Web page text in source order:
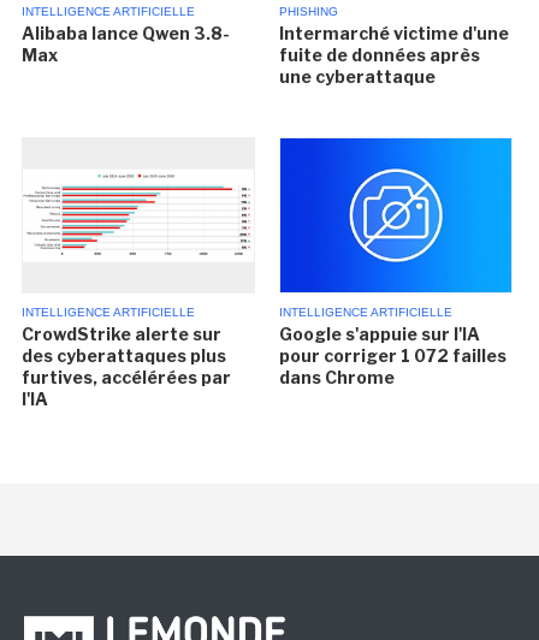
INTELLIGENCE ARTIFICIELLE
Alibaba lance Qwen 3.8-
Max
PHISHING
Intermarché victime d'une
fuite de données après
une cyberattaque
INTELLIGENCE ARTIFICIELLE
CrowdStrike alerte sur
des cyberattaques plus
furtives, accélérées par
l'IA
INTELLIGENCE ARTIFICIELLE
Google s'appuie sur l'IA
pour corriger 1 072 failles
dans Chrome